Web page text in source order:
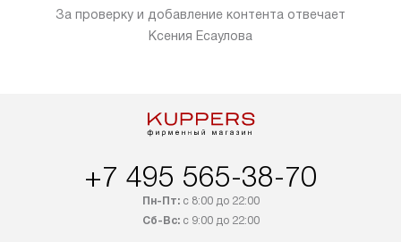
«в наличии» может быть отправлен
покупателю в течение трех дней.
После 100% предоплаты наша
заказ до представительства
транспортной компании в Москве.
Пожалуйста, уточняйте условия
за пределы
определяется
За проверку и добавление контента отвечает
Ксения Есаулова
+7 495 565-38-70
Пн-Пт:с 8:00 до 22:00
Сб-Вс:с 9:00 до 22:00